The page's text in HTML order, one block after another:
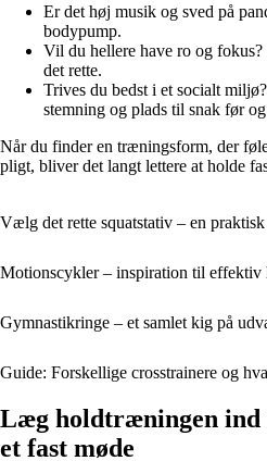
Er det høj musik og sved på
bodypump.
Vil du hellere have ro og
det rette.
Trives du bedst i et socialt
stemning og plads til snak før
Når du finder en træningsform, der
pligt, bliver det langt lettere at holde
Vælg det rette squatstativ – en
Motionscykler – inspiration til effektiv
Gymnastikringe – et samlet kig på
Guide: Forskellige crosstrainere og
Læg holdtræningen ind
et fast møde